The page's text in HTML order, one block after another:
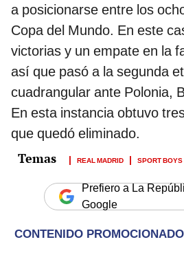
a posicionarse entre los
Copa del Mundo. En este
victorias y un empate en la
así que pasó a la segunda
cuadrangular ante Polonia,
En esta instancia obtuvo
que quedó eliminado.
REAL MADRID SPORT BOYS
Prefiero a La
Google